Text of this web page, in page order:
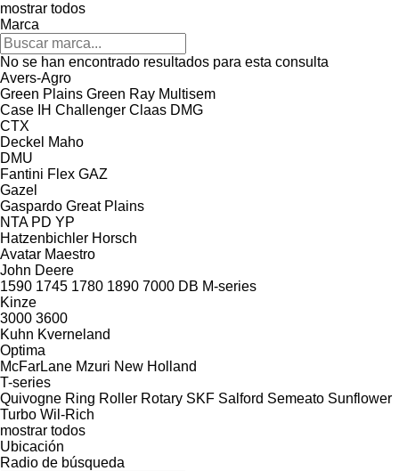
mostrar todos
Marca
No se han encontrado resultados para esta consulta
Avers-Agro
Green Plains Green Ray Multisem
Case IH Challenger Claas DMG
CTX
Deckel Maho
DMU
Fantini Flex GAZ
Gazel
Gaspardo Great Plains
NTA PD YP
Hatzenbichler Horsch
Avatar Maestro
John Deere
1590 1745 1780 1890 7000 DB M-series
Kinze
3000 3600
Kuhn Kverneland
Optima
McFarLane Mzuri New Holland
T-series
Quivogne Ring Roller Rotary SKF Salford Semeato Sunflower
Turbo Wil-Rich
mostrar todos
Ubicación
Radio de búsqueda